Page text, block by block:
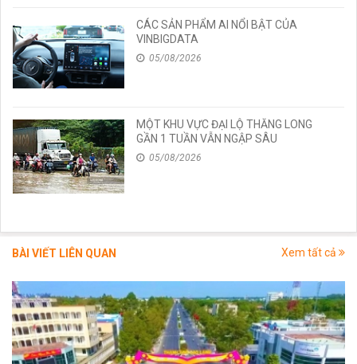
CÁC SẢN PHẨM AI NỔI BẬT CỦA
VINBIGDATA
05/08/2026
MỘT KHU VỰC ĐẠI LỘ THĂNG LONG
GẦN 1 TUẦN VẪN NGẬP SÂU
05/08/2026
BÀI VIẾT LIÊN QUAN Xem tất cả